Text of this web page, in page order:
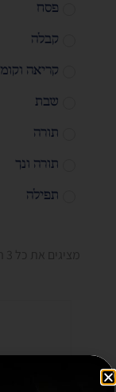
פסח
קבלה
קריאה
שבת
תורה
תורה ונך
תפילה
מציגים את כל ⁦3⁩ התוצאות